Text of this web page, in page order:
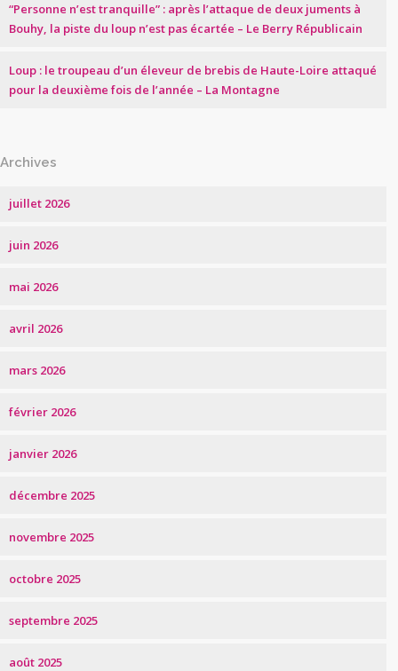
“Personne n’est tranquille” : après l’attaque de deux juments à
Bouhy, la piste du loup n’est pas écartée – Le Berry Républicain
Loup : le troupeau d’un éleveur de brebis de Haute-Loire attaqué
pour la deuxième fois de l’année – La Montagne
Archives
juillet 2026
juin 2026
mai 2026
avril 2026
mars 2026
février 2026
janvier 2026
décembre 2025
novembre 2025
octobre 2025
septembre 2025
août 2025